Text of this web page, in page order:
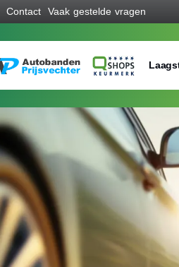
Contact Vaak gestelde vragen